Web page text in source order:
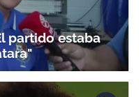
partido estaba